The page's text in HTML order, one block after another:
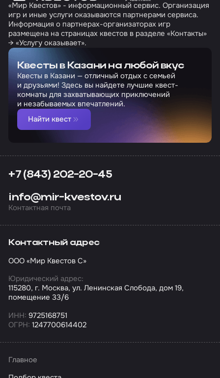
«Мир Квестов» - информационный сервис. Организация
игр и иные услуги оказываются партнерами сервиса.
Информация о партнерах-организаторах игр
размещена на страницах квестов в разделе «Контакты»
→ «Услугу оказывает».
Квесты в Казани на любой вкус
Квесты в Казани — отличный отдых с семьей
и друзьями! Здесь вы найдете лучшие квест-
комнаты для захватывающих приключений
и незабываемых впечатлений.
Найти квест
+7 (843) 202-20-45
info@mir-kvestov.ru
Контактная почта
Контактный адрес
ООО «Мир Квестов С»
Юридический адрес:
115280, г. Москва, ул. Ленинская Слобода, дом 19,
помещение 33/6
ИНН: 9725168751
ОГРН: 1247700614402
Главное